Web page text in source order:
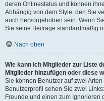
deren Onlinestatus und können
Abhängig von dem Style, den Sie
auch hervorgehoben sein. Wenn
Sie seine Beiträge standardmäßig
Nach oben
Wie kann ich Mitglieder zur Liste
Mitglieder hinzufügen oder diese
Sie können Benutzer auf zwei
Benutzerprofil sehen Sie zwei
Freunde und einen zum Ignorieren